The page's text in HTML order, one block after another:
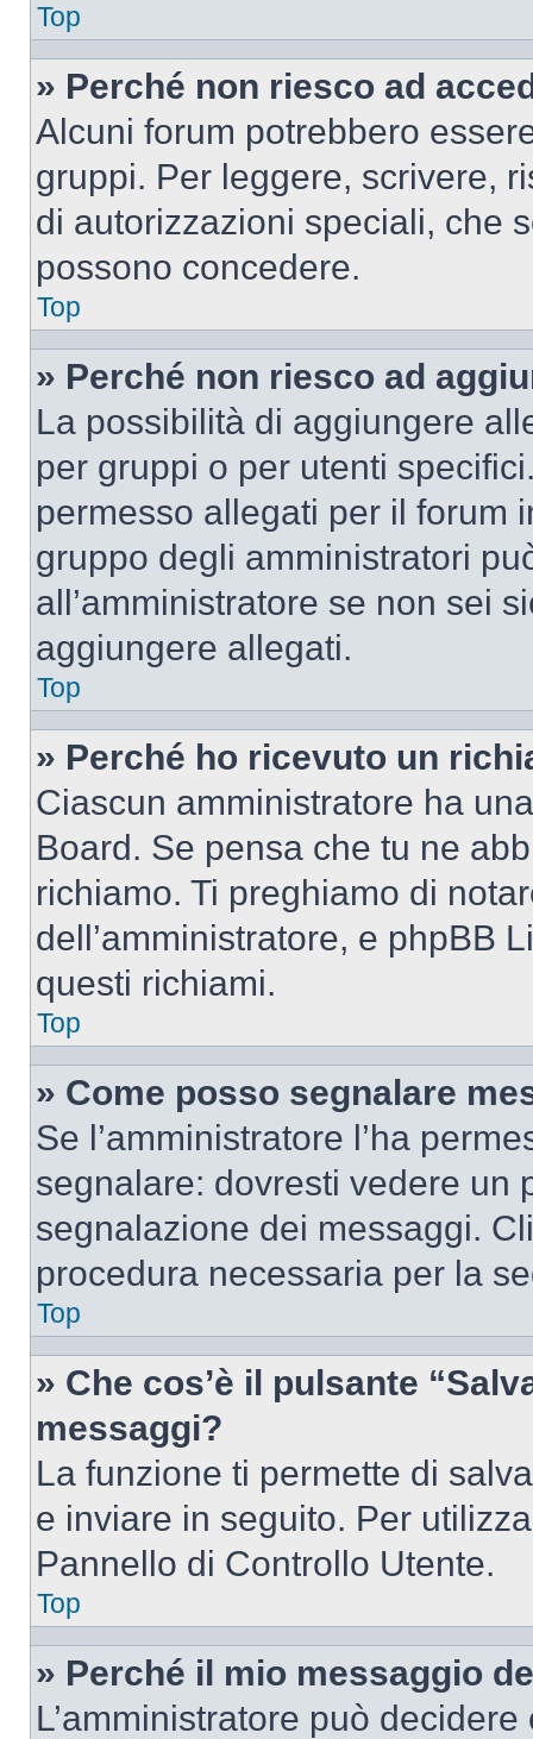
Top
» Perché non riesco ad
Alcuni forum potrebbero
gruppi. Per leggere, scrivere,
di autorizzazioni speciali, che
possono concedere.
Top
» Perché non riesco ad
La possibilità di aggiungere
per gruppi o per utenti
permesso allegati per il forum
gruppo degli amministratori
all’amministratore se non sei
aggiungere allegati.
Top
» Perché ho ricevuto un
Ciascun amministratore ha
Board. Se pensa che tu ne
richiamo. Ti preghiamo di
dell’amministratore, e phpBB
questi richiami.
Top
» Come posso segnalare
Se l’amministratore l’ha
segnalare: dovresti vedere un
segnalazione dei messaggi.
procedura necessaria per la
Top
» Che cos’è il pulsante
messaggi?
La funzione ti permette di
e inviare in seguito. Per
Pannello di Controllo Utente.
Top
» Perché il mio messaggio
L’amministratore può